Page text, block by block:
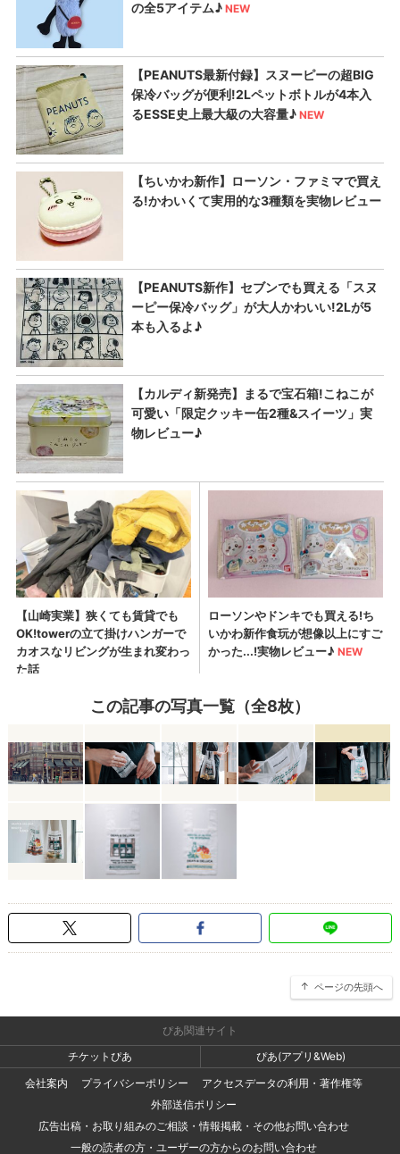
この記事の写真一覧（全8枚）
ページの先頭へ
ぴあ関連サイト
チケットぴあ
ぴあ(アプリ&Web)
会社案内
プライバシーポリシー
アクセスデータの利用・著作権等
外部送信ポリシー
広告出稿・お取り組みのご相談・情報掲載・その他お問い合わせ
一般の読者の方・ユーザーの方からのお問い合わせ